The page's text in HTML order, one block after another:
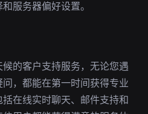
服务器偏好设置。
的客户支持服务，无论您遇
，都能在第一时间获得专业
在线实时聊天、邮件支持和